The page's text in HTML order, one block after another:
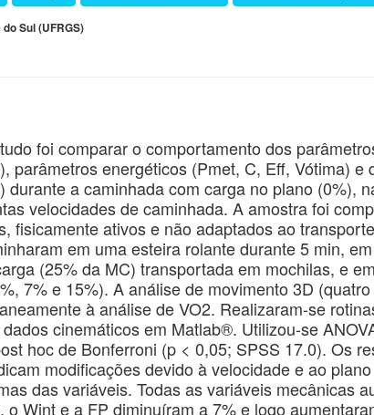
Sul (UFRGS)
foi comparar o comportamento dos
parâmetros energéticos (Pmet, C, Eff, Vótima) e
durante a caminhada com carga no plano (0%),
velocidades de caminhada. A amostra foi
fisicamente ativos e não adaptados ao
em uma esteira rolante durante 5 min,
(25% da MC) transportada em mochilas, e
7% e 15%). A análise de movimento 3D
à análise de VO2. Realizaram-se
cinemáticos em Matlab®. Utilizou-se
hoc de Bonferroni (p < 0,05; SPSS 17.0). Os
modificações devido à velocidade e ao
das variáveis. Todas as variáveis mecânicas
o Wint e a FP diminuíram a 7% e logo